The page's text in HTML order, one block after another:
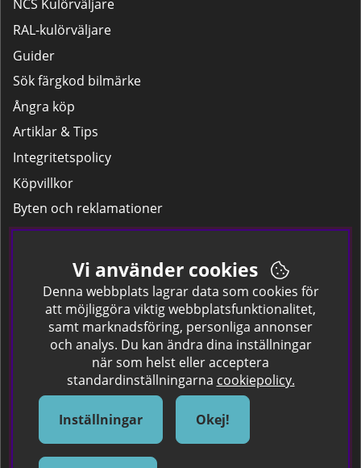
NCS Kulörväljare
RAL-kulörväljare
Guider
Sök färgkod bilmärke
Ångra köp
Artiklar & Tips
Integritetspolicy
Köpvillkor
Byten och reklamationer
Leverans
Hitta färgkoden på bilen.
Företagskund
Om oss
Om Spraycan
IKEA Färger
Sök Säkerhetsdatablad
Vi använder cookies
Denna webbplats lagrar data som cookies för
att möjliggöra viktig webbplatsfunktionalitet,
samt marknadsföring, personliga annonser
och analys. Du kan ändra dina inställningar
när som helst eller acceptera
standardinställningarna cookiepolicy.
Inställningar Okej!